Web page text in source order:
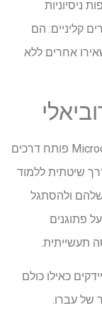
ניסיוניות
קליניים: הם
אחרים ללא
מעבר לרלוונטיות רפואית מיידית, Microcolony-Seq פותח דרכים
שיטתית ללמוד
שלהם ולהסתגל
פתוגנים
תעשייתית.
כאילו כולם
של עברו.